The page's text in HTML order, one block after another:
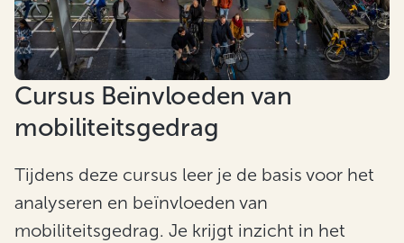
Cursus Beïnvloeden van
mobiliteitsgedrag
Tijdens deze cursus leer je de basis voor het
analyseren en beïnvloeden van
mobiliteitsgedrag. Je krijgt inzicht in het